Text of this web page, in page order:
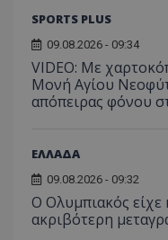
SPORTS PLUS
09.08.2026 - 09:34
VIDEO: Με
Μονή Αγίου
απόπειρας φόνου
ΕΛΛΑΔΑ
09.08.2026 - 09:32
Ο Ολυμπιακός είχε
ακριβότερη